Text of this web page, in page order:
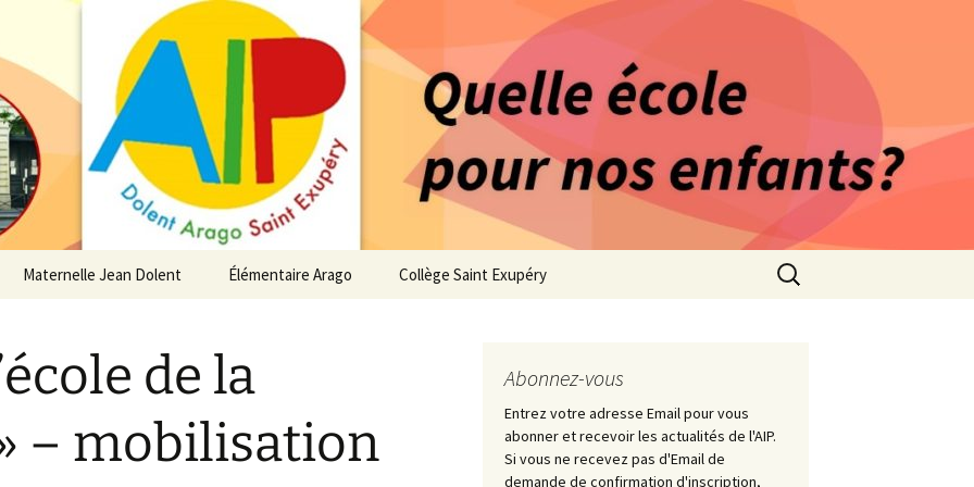
– Association Indépendante
d'élèves depuis 1981
des enfants du secteur scolaire Dolent-Arago-Saint Exupéry
l’AIP
Maternelle Jean Dolent
Infos pratiques
Maternelle
Élémentaire Arago
Infos pratiques
Élémentaire
Collège Saint Exupéry
Infos pratiques Collège
Rechercher :
de la
– mobilisation
Abonnez-vous
Entrez votre adresse Email pour vous
abonner et recevoir les actualités de l'AIP.
Si vous ne recevez pas d'Email de
demande de confirmation d'inscription,